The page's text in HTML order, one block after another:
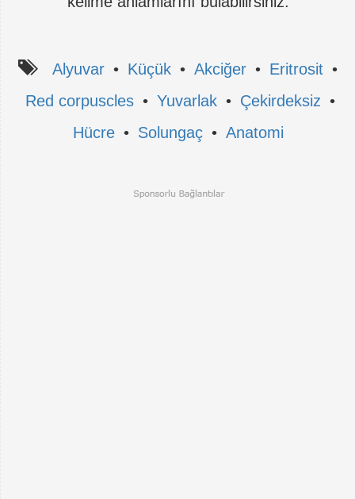
Alyuvar • Küçük • Akciğer • Eritrosit •
Red corpuscles • Yuvarlak • Çekirdeksiz •
Hücre • Solungaç • Anatomi